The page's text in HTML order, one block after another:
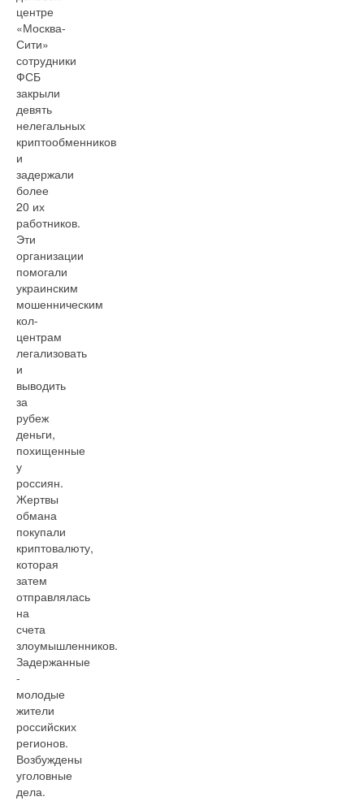
центре
«Москва-
Сити»
сотрудники
ФСБ
закрыли
девять
нелегальных
криптообменников
и
задержали
более
20 их
работников.
Эти
организации
помогали
украинским
мошенническим
кол-
центрам
легализовать
и
выводить
за
рубеж
деньги,
похищенные
у
россиян.
Жертвы
обмана
покупали
криптовалюту,
которая
затем
отправлялась
на
счета
злоумышленников.
Задержанные
-
молодые
жители
российских
регионов.
Возбуждены
уголовные
дела.